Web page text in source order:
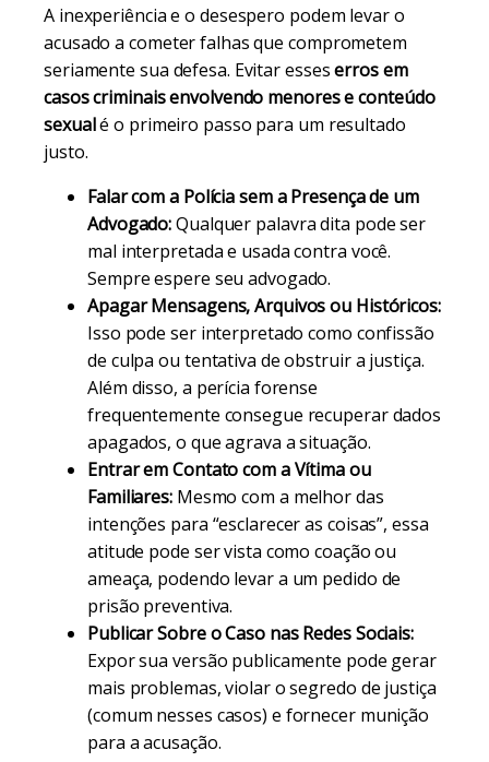
A inexperiência e o desespero podem levar o
acusado a cometer falhas que comprometem
seriamente sua defesa. Evitar esseserros em
casos criminais envolvendo menores e conteúdo
sexualé o primeiro passo para um resultado
justo.
Falar com a Polícia sem a Presença de um
Advogado:Qualquer palavra dita pode ser
mal interpretada e usada contra você.
Sempre espere seu advogado.
Apagar Mensagens, Arquivos ou Históricos:
Isso pode ser interpretado como confissão
de culpa ou tentativa de obstruir a justiça.
Além disso, a perícia forense
frequentemente consegue recuperar dados
apagados, o que agrava a situação.
Entrar em Contato com a Vítima ou
Familiares:Mesmo com a melhor das
intenções para “esclarecer as coisas”, essa
atitude pode ser vista como coação ou
ameaça, podendo levar a um pedido de
prisão preventiva.
Publicar Sobre o Caso nas Redes Sociais:
Expor sua versão publicamente pode gerar
mais problemas, violar o segredo de justiça
(comum nesses casos) e fornecer munição
para a acusação.